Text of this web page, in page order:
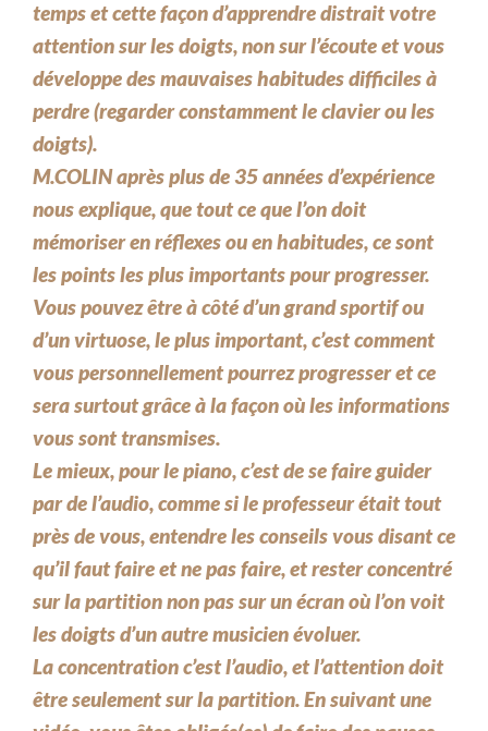
temps et cette façon d’apprendre distrait votre
attention sur les doigts, non sur l’écoute et vous
développe des mauvaises habitudes difficiles à
perdre (regarder constamment le clavier ou les
doigts).
M.COLIN après plus de 35 années d’expérience
nous explique, que tout ce que l’on doit
mémoriser en réflexes ou en habitudes, ce sont
les points les plus importants pour progresser.
Vous pouvez être à côté d’un grand sportif ou
d’un virtuose, le plus important, c’est comment
vous personnellement pourrez progresser et ce
sera surtout grâce à la façon où les informations
vous sont transmises.
Le mieux, pour le piano, c’est de se faire guider
par de l’audio, comme si le professeur était tout
près de vous, entendre les conseils vous disant ce
qu’il faut faire et ne pas faire, et rester concentré
sur la partition non pas sur un écran où l’on voit
les doigts d’un autre musicien évoluer.
La concentration c’est l’audio, et l’attention doit
être seulement sur la partition. En suivant une